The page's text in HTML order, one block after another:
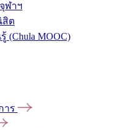
ฬาฯ
สิต
(Chula MOOC)
าร